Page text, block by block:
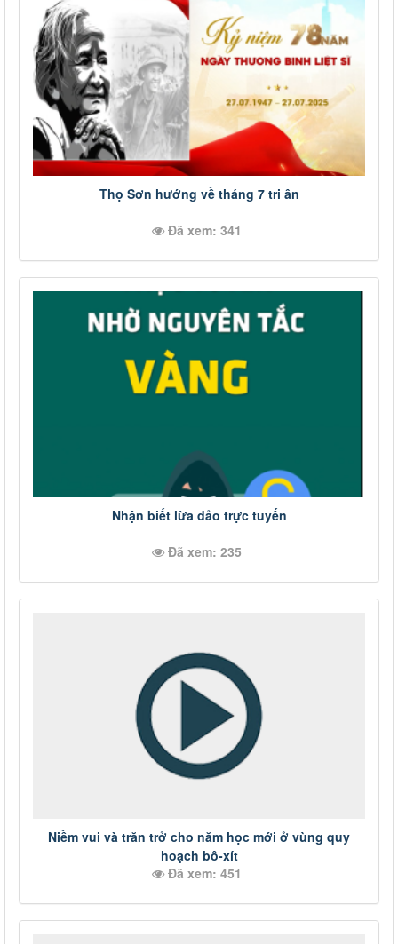
Thọ Sơn hướng về tháng 7 tri ân
Đã xem: 341
Nhận biết lừa đảo trực tuyến
Đã xem: 235
Niềm vui và trăn trở cho năm học mới ở vùng quy
hoạch bô-xít
Đã xem: 451